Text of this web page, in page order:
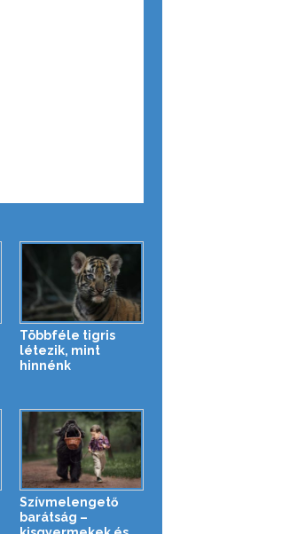
Többféle tigris
létezik, mint
hinnénk
Szívmelengető
barátság –